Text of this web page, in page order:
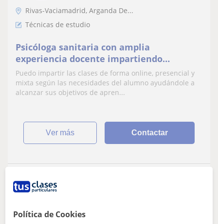
Rivas-Vaciamadrid, Arganda De...
Técnicas de estudio
Psicóloga sanitaria con amplia
experiencia docente impartiendo
formación y certificados de
profesionalidad oficiales se ofrece para
dar clases como profesora de Psicología,
Puedo impartir las clases de forma online, presencial y
mixta según las necesidades del alumno ayudándole a
alcanzar sus objetivos de apren...
ver más Contactar
Política de Cookies